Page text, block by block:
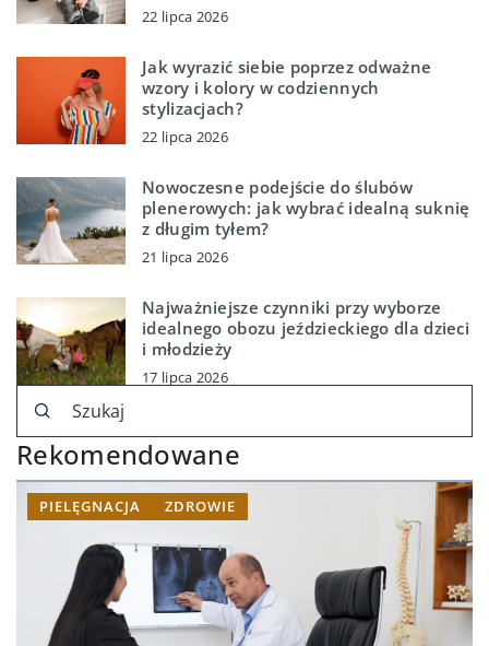
22 lipca 2026
Jak wyrazić siebie poprzez odważne
wzory i kolory w codziennych
stylizacjach?
22 lipca 2026
Nowoczesne podejście do ślubów
plenerowych: jak wybrać idealną suknię
z długim tyłem?
21 lipca 2026
Najważniejsze czynniki przy wyborze
idealnego obozu jeździeckiego dla dzieci
i młodzieży
17 lipca 2026
Rekomendowane
PIELĘGNACJA ZDROWIE